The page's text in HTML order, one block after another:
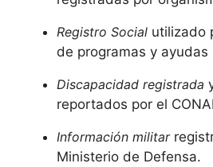
Registro Social utilizado
de programas y ayudas
Discapacidad registrada
reportados por el
Información militar
Ministerio de Defensa.